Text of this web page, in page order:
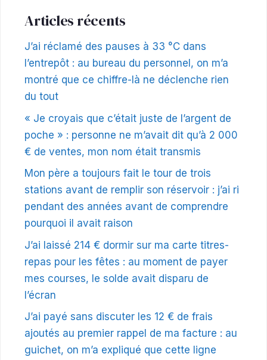
Articles récents
J’ai réclamé des pauses à 33 °C dans
l’entrepôt : au bureau du personnel, on m’a
montré que ce chiffre-là ne déclenche rien
du tout
« Je croyais que c’était juste de l’argent de
poche » : personne ne m’avait dit qu’à 2 000
€ de ventes, mon nom était transmis
Mon père a toujours fait le tour de trois
stations avant de remplir son réservoir : j’ai ri
pendant des années avant de comprendre
pourquoi il avait raison
J’ai laissé 214 € dormir sur ma carte titres-
repas pour les fêtes : au moment de payer
mes courses, le solde avait disparu de
l’écran
J’ai payé sans discuter les 12 € de frais
ajoutés au premier rappel de ma facture : au
guichet, on m’a expliqué que cette ligne